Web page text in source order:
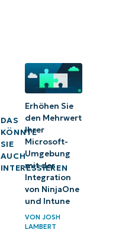
DAS
KÖNNTE
SIE
AUCH
INTERESSIEREN
Erhöhen Sie
den Mehrwert
Ihrer
Microsoft-
Umgebung
mit der
Integration
von NinjaOne
und Intune
VON JOSH
LAMBERT